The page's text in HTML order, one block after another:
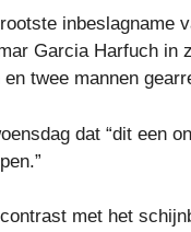
Garcia Harfuch
twee mannen
dat “dit een
met het